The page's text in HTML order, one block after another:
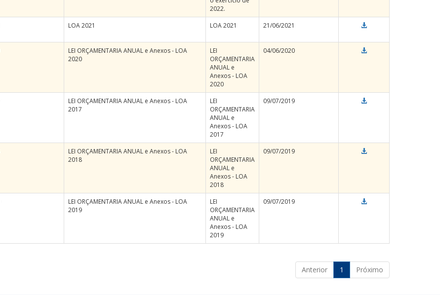
2022.
LOA 2021 LOA 2021 21/06/2021
LEI ORÇAMENTARIA ANUAL e Anexos - LOA
2020
LEI
ORÇAMENTARIA
ANUAL e
Anexos - LOA
2020
04/06/2020
LEI ORÇAMENTARIA ANUAL e Anexos - LOA
2017
LEI
ORÇAMENTARIA
ANUAL e
Anexos - LOA
2017
09/07/2019
LEI ORÇAMENTARIA ANUAL e Anexos - LOA
2018
LEI
ORÇAMENTARIA
ANUAL e
Anexos - LOA
2018
09/07/2019
LEI ORÇAMENTARIA ANUAL e Anexos - LOA
2019
LEI
ORÇAMENTARIA
ANUAL e
Anexos - LOA
2019
09/07/2019
Anterior
1 Próximo